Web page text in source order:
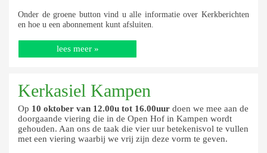
Onder de groene button vind u alle informatie over Kerkberichten
en hoe u een abonnement kunt afsluiten.
lees meer »
Kerkasiel Kampen
Op 10 oktober van 12.00u tot 16.00uur doen we mee aan de
doorgaande viering die in de Open Hof in Kampen wordt
gehouden. Aan ons de taak die vier uur betekenisvol te vullen
met een viering waarbij we vrij zijn deze vorm te geven.